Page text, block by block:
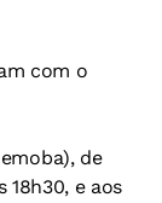
com o
de
18h30, e aos